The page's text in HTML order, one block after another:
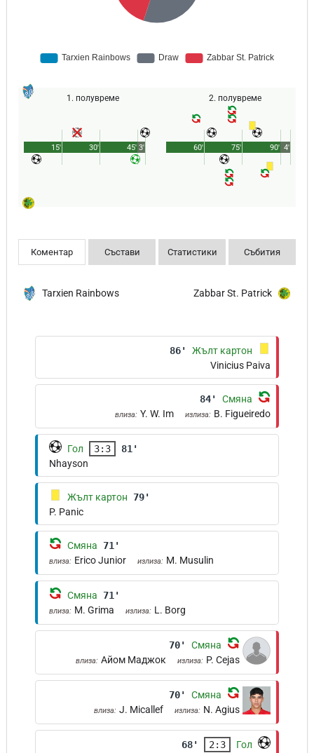
1. полувреме
45'
15' 30' 3'
2. полувреме
90'
60' 75' 4'
Коментар Състави Статистики Събития
Tarxien Rainbows Zabbar St. Patrick
86'
Жълт картон
Vinicius Paiva
84' Смяна
влиза: Y. W. Im излиза: B. Figueiredo
Гол 3:3
81'
Nhayson
Жълт картон
79'
P. Panic
Смяна 71'
влиза: Erico Junior излиза: M. Musulin
Смяна 71'
влиза: M. Grima излиза: L. Borg
70' Смяна
влиза: Айом Маджок излиза: P. Cejas
70' Смяна
влиза: J. Micallef излиза: N. Agius
68' 2:3
Гол